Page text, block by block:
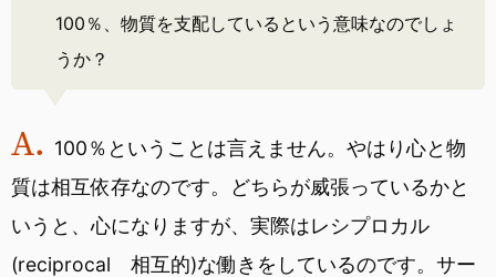
100％、物質を支配しているという意味なのでしょ
うか？
100％ということは言えません。やはり心と物
質は相互依存なのです。どちらが威張っているかと
いうと、心になりますが、実際はレシプロカル
(reciprocal 相互的)な働きをしているのです。サー